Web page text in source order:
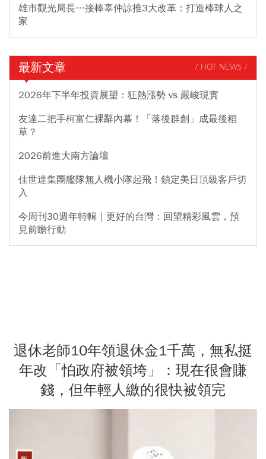
雄市觀光局長…接棒辜仲諒推3大改革：打造棒球人之
家
最新文章 / HOT NEWS /
2026年下半年投資展望：狂熱漲勢 vs 嚴峻現實
友達二把手柯富仁裸辭內幕！「落後群創」成最後稻
草？
2026前進大南方論壇
佳世達集團艦隊無人機小隊起飛！鎖定美日頂級客戶切
入
今周刊30週年特輯｜更好的台灣：回望精彩風雲，預
見前瞻行動
退休老師10年領退休金1千萬，無私挺
年改「怕政府被領垮」：現在很會賺
錢，但年輕人繳的很快被領完